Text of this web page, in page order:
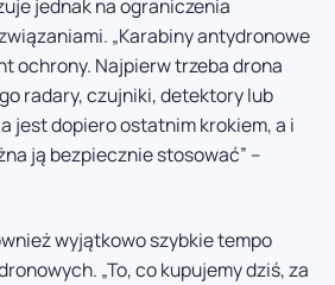
jednak na ograniczenia
„Karabiny antydronowe
ochrony. Najpierw trzeba drona
radary, czujniki, detektory lub
jest dopiero ostatnim krokiem, a i
ją bezpiecznie stosować” –
wyjątkowo szybkie tempo
„To, co kupujemy dziś, za